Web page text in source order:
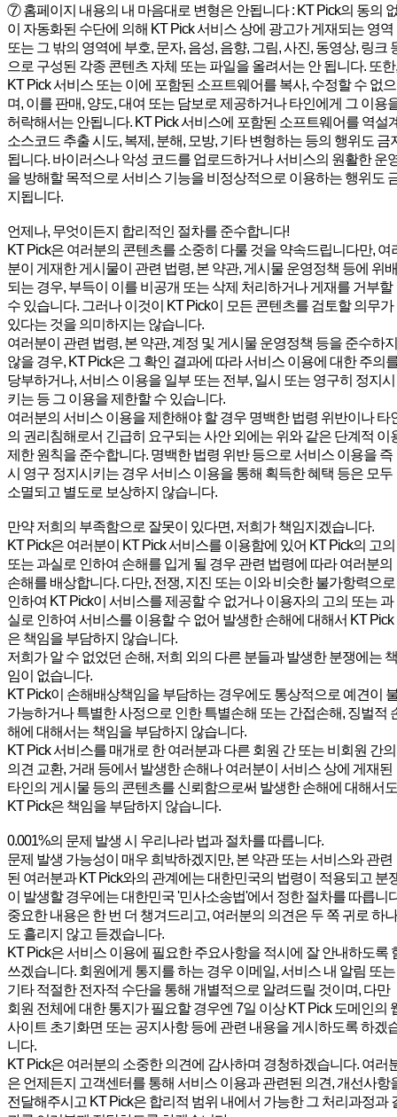
⑦ 홈페이지 내용의 내 마음대로 변형은 안됩니다 : KT Pick의 동의
이 자동화된 수단에 의해 KT Pick 서비스 상에 광고가 게재되는 영역
또는 그 밖의 영역에 부호, 문자, 음성, 음향, 그림, 사진, 동영상, 링크
으로 구성된 각종 콘텐츠 자체 또는 파일을 올려서는 안 됩니다. 또한,
KT Pick 서비스 또는 이에 포함된 소프트웨어를 복사, 수정할 수 없으
며, 이를 판매, 양도, 대여 또는 담보로 제공하거나 타인에게 그 이용
허락해서는 안됩니다. KT Pick 서비스에 포함된 소프트웨어를 역설
소스코드 추출 시도, 복제, 분해, 모방, 기타 변형하는 등의 행위도 금
됩니다. 바이러스나 악성 코드를 업로드하거나 서비스의 원활한 운
을 방해할 목적으로 서비스 기능을 비정상적으로 이용하는 행위도
지됩니다.
언제나, 무엇이든지 합리적인 절차를 준수합니다!
KT Pick은 여러분의 콘텐츠를 소중히 다룰 것을 약속드립니다만, 여
분이 게재한 게시물이 관련 법령, 본 약관, 게시물 운영정책 등에 위배
되는 경우, 부득이 이를 비공개 또는 삭제 처리하거나 게재를 거부할
수 있습니다. 그러나 이것이 KT Pick이 모든 콘텐츠를 검토할 의무가
있다는 것을 의미하지는 않습니다.
여러분이 관련 법령, 본 약관, 계정 및 게시물 운영정책 등을 준수하지
않을 경우, KT Pick은 그 확인 결과에 따라 서비스 이용에 대한 주의
당부하거나, 서비스 이용을 일부 또는 전부, 일시 또는 영구히 정지시
키는 등 그 이용을 제한할 수 있습니다.
여러분의 서비스 이용을 제한해야 할 경우 명백한 법령 위반이나 타
의 권리침해로서 긴급히 요구되는 사안 외에는 위와 같은 단계적 이
제한 원칙을 준수합니다. 명백한 법령 위반 등으로 서비스 이용을 즉
시 영구 정지시키는 경우 서비스 이용을 통해 획득한 혜택 등은 모두
소멸되고 별도로 보상하지 않습니다.
만약 저희의 부족함으로 잘못이 있다면, 저희가 책임지겠습니다.
KT Pick은 여러분이 KT Pick 서비스를 이용함에 있어 KT Pick의 고의
또는 과실로 인하여 손해를 입게 될 경우 관련 법령에 따라 여러분의
손해를 배상합니다. 다만, 전쟁, 지진 또는 이와 비슷한 불가항력으로
인하여 KT Pick이 서비스를 제공할 수 없거나 이용자의 고의 또는 과
실로 인하여 서비스를 이용할 수 없어 발생한 손해에 대해서 KT Pick
은 책임을 부담하지 않습니다.
저희가 알 수 없었던 손해, 저희 외의 다른 분들과 발생한 분쟁에는 책
임이 없습니다.
KT Pick이 손해배상책임을 부담하는 경우에도 통상적으로 예견이
가능하거나 특별한 사정으로 인한 특별손해 또는 간접손해, 징벌적
해에 대해서는 책임을 부담하지 않습니다.
KT Pick 서비스를 매개로 한 여러분과 다른 회원 간 또는 비회원 간의
의견 교환, 거래 등에서 발생한 손해나 여러분이 서비스 상에 게재된
타인의 게시물 등의 콘텐츠를 신뢰함으로써 발생한 손해에 대해서도
KT Pick은 책임을 부담하지 않습니다.
0.001%의 문제 발생 시 우리나라 법과 절차를 따릅니다.
문제 발생 가능성이 매우 희박하겠지만, 본 약관 또는 서비스와 관련
된 여러분과 KT Pick와의 관계에는 대한민국의 법령이 적용되고 분
이 발생할 경우에는 대한민국 '민사소송법'에서 정한 절차를 따릅니
중요한 내용은 한 번 더 챙겨드리고, 여러분의 의견은 두 쪽 귀로 하나
도 흘리지 않고 듣겠습니다.
KT Pick은 서비스 이용에 필요한 주요사항을 적시에 잘 안내하도록
쓰겠습니다. 회원에게 통지를 하는 경우 이메일, 서비스 내 알림 또는
기타 적절한 전자적 수단을 통해 개별적으로 알려드릴 것이며, 다만
회원 전체에 대한 통지가 필요할 경우엔 7일 이상 KT Pick 도메인의
사이트 초기화면 또는 공지사항 등에 관련 내용을 게시하도록 하겠
니다.
KT Pick은 여러분의 소중한 의견에 감사하며 경청하겠습니다. 여러
은 언제든지 고객센터를 통해 서비스 이용과 관련된 의견, 개선사항
전달해주시고 KT Pick은 합리적 범위 내에서 가능한 그 처리과정과